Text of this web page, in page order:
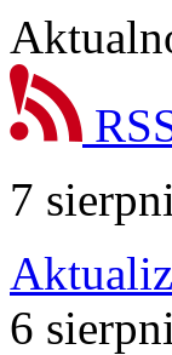
7
6